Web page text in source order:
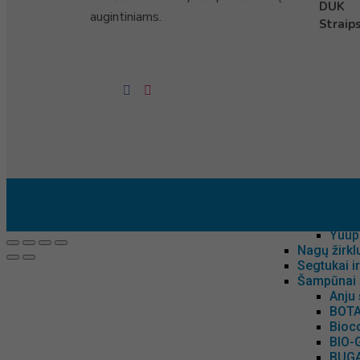
Anju
Nagų
Segtukai
Šampūnai
Anju
BIO-
augintiniams.
DUK